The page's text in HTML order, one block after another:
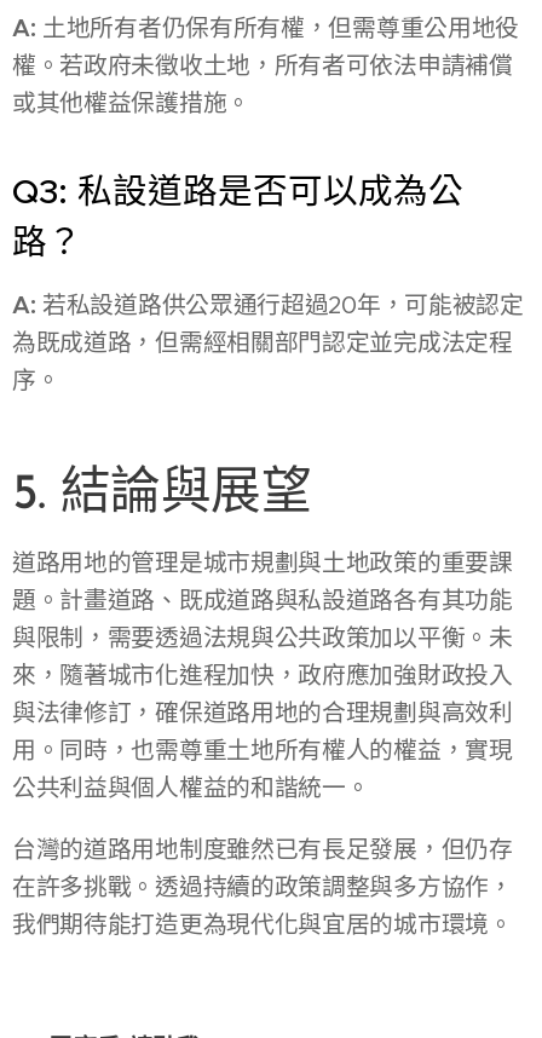
A: 土地所有者仍保有所有權，但需尊重公用地役
權。若政府未徵收土地，所有者可依法申請補償
或其他權益保護措施。
Q3: 私設道路是否可以成為公
路？
A: 若私設道路供公眾通行超過20年，可能被認定
為既成道路，但需經相關部門認定並完成法定程
序。
5. 結論與展望
道路用地的管理是城市規劃與土地政策的重要課
題。計畫道路、既成道路與私設道路各有其功能
與限制，需要透過法規與公共政策加以平衡。未
來，隨著城市化進程加快，政府應加強財政投入
與法律修訂，確保道路用地的合理規劃與高效利
用。同時，也需尊重土地所有權人的權益，實現
公共利益與個人權益的和諧統一。
台灣的道路用地制度雖然已有長足發展，但仍存
在許多挑戰。透過持續的政策調整與多方協作，
我們期待能打造更為現代化與宜居的城市環境。